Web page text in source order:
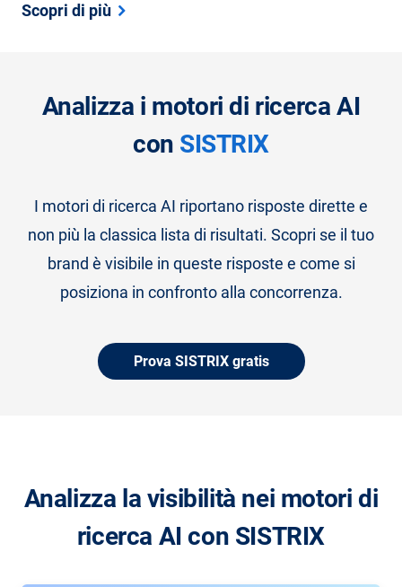
Scopri di più
Analizza i motori di ricerca AI
con SISTRIX
I motori di ricerca AI riportano risposte dirette e
non più la classica lista di risultati. Scopri se il tuo
brand è visibile in queste risposte e come si
posiziona in confronto alla concorrenza.
Prova SISTRIX gratis
Analizza la visibilità nei motori di
ricerca AI con SISTRIX